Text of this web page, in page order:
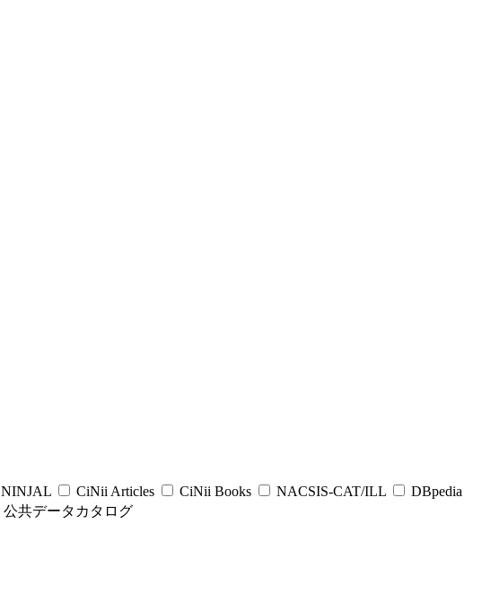
NINJAL CiNii Articles CiNii Books NACSIS-CAT/ILL
DBpedia
公共データカタログ